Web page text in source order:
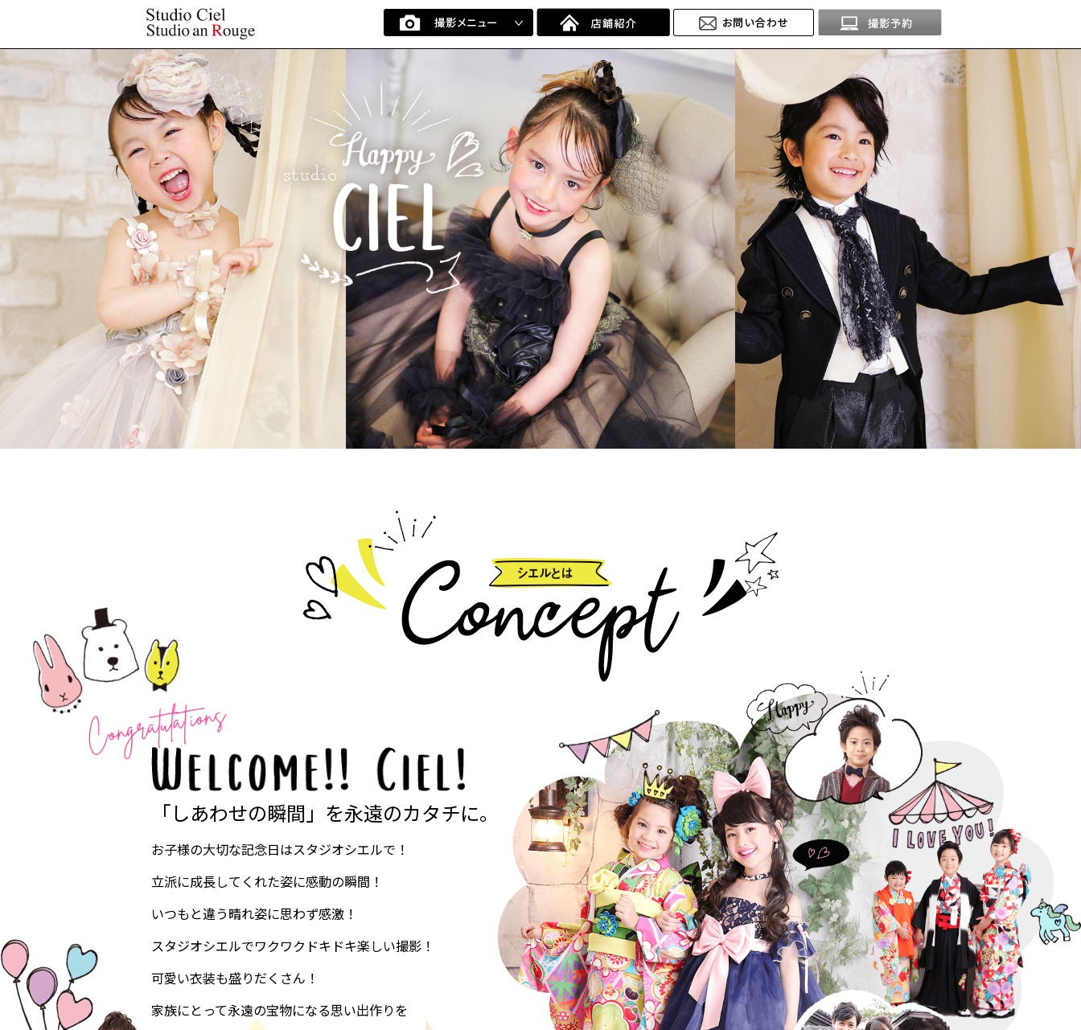
「しあわせの瞬間」を永遠のカタチに。
お子様の大切な記念日はスタジオシエルで！
立派に成長してくれた姿に感動の瞬間！
いつもと違う晴れ姿に思わず感激！
スタジオシエルでワクワクドキドキ楽しい撮影！
可愛い衣装も盛りだくさん！
家族にとって永遠の宝物になる思い出作りを